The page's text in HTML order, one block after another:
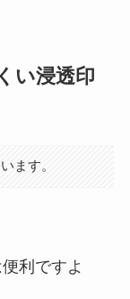
い浸透印
ます。
利ですよ